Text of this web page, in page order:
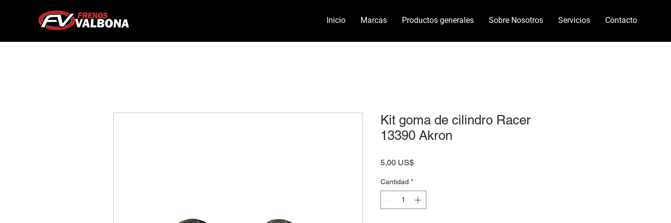
Inicio Marcas Productos generales Sobre Nosotros Servicios Contacto
Kit goma de cilindro Racer
13390 Akron
5,00 US$Precio
Cantidad *